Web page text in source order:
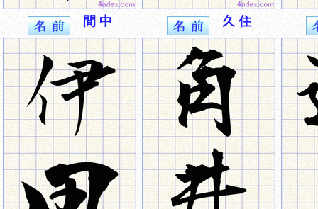
間 中 久 住